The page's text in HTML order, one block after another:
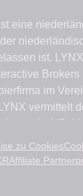
zu Cookies
Affiliate